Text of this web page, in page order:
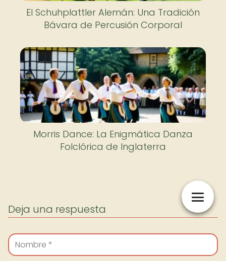
El Schuhplattler Alemán: Una Tradición
Bávara de Percusión Corporal
Morris Dance: La Enigmática Danza
Folclórica de Inglaterra
Deja una respuesta